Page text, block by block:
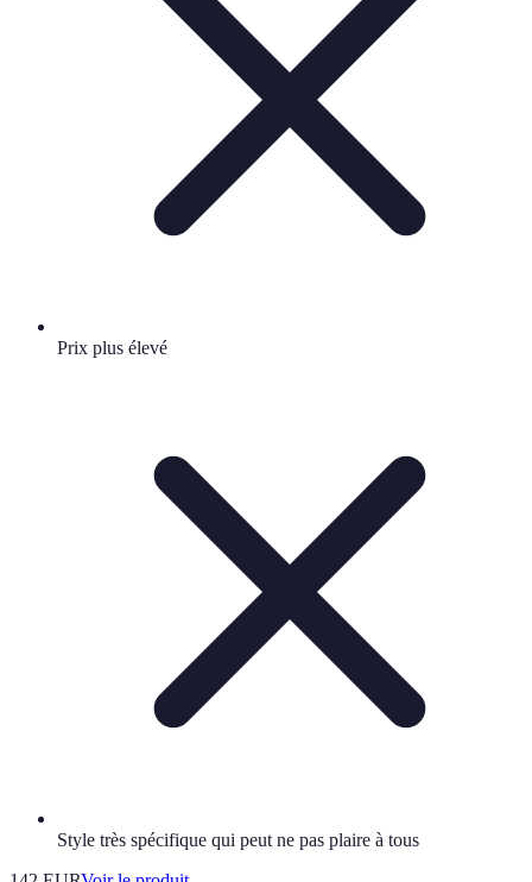
Prix plus élevé
Style très spécifique qui peut ne pas plaire à tous